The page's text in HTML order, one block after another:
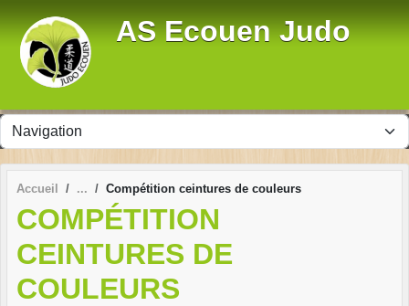
AS Ecouen Judo
Accueil Compétition ceintures de couleurs
COMPÉTITION
CEINTURES DE
COULEURS